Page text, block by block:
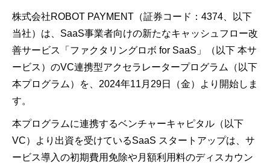
株式会社ROBOT PAYMENT（証券コード：4374、以下
当社）は、SaaS事業者向けの新たなキャッシュフロー改
善サービス「ファクタリングロボ for SaaS」（以下 本サ
ービス）のVC連携型アクセラレータープログラム（以下
本プログラム）を、2024年11月29日（金）より開始しま
す。
本プログラムに連携するベンチャーキャピタル（以下
VC）より出資を受けているSaaS スタートアップは、サ
ービス導入の初期費用免除や月額利用料のディスカウン